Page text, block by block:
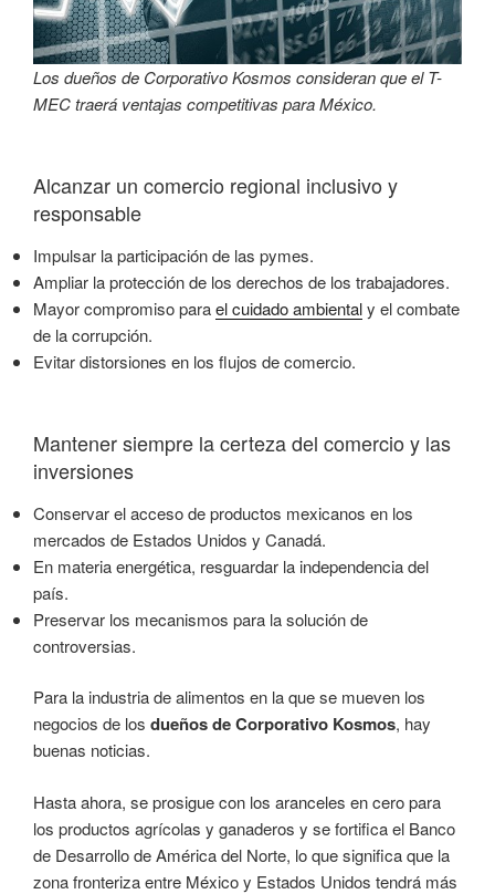
Los dueños de Corporativo Kosmos consideran que el T-
MEC traerá ventajas competitivas para México.
Alcanzar un comercio regional inclusivo y
responsable
Impulsar la participación de las pymes.
Ampliar la protección de los derechos de los trabajadores.
Mayor compromiso parael cuidado ambientaly el combate
de la corrupción.
Evitar distorsiones en los flujos de comercio.
Mantener siempre la certeza del comercio y las
inversiones
Conservar el acceso de productos mexicanos en los
mercados de Estados Unidos y Canadá.
En materia energética, resguardar la independencia del
país.
Preservar los mecanismos para la solución de
controversias.
Para la industria de alimentos en la que se mueven los
negocios de los dueños de Corporativo Kosmos, hay
buenas noticias.
Hasta ahora, se prosigue con los aranceles en cero para
los productos agrícolas y ganaderos y se fortifica el Banco
de Desarrollo de América del Norte, lo que significa que la
zona fronteriza entre México y Estados Unidos tendrá más